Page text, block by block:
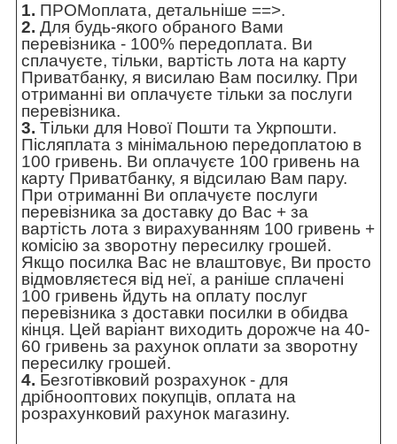
1. ПРОМоплата, детальніше ==>.
2. Для будь-якого обраного Вами
перевізника - 100% передоплата. Ви
сплачуєте, тільки, вартість лота на карту
Приватбанку, я висилаю Вам посилку. При
отриманні ви оплачуєте тільки за послуги
перевізника.
3. Тільки для Нової Пошти та Укрпошти.
Післяплата з мінімальною передоплатою в
100 гривень. Ви оплачуєте 100 гривень на
карту Приватбанку, я відсилаю Вам пару.
При отриманні Ви оплачуєте послуги
перевізника за доставку до Вас + за
вартість лота з вирахуванням 100 гривень +
комісію за зворотну пересилку грошей.
Якщо посилка Вас не влаштовує, Ви просто
відмовляєтеся від неї, а раніше сплачені
100 гривень йдуть на оплату послуг
перевізника з доставки посилки в обидва
кінця. Цей варіант виходить дорожче на 40-
60 гривень за рахунок оплати за зворотну
пересилку грошей.
4. Безготівковий розрахунок - для
дрібнооптових покупців, оплата на
розрахунковий рахунок магазину.